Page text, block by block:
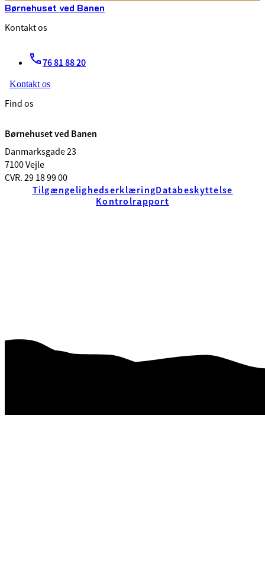
Børnehuset ved Banen
Kontakt os
76 81 88 20
Kontakt os
Find os
Børnehuset ved Banen
Danmarksgade 23
7100 Vejle
CVR. 29 18 99 00
TilgængelighedserklæringDatabeskyttelse
Kontrolrapport